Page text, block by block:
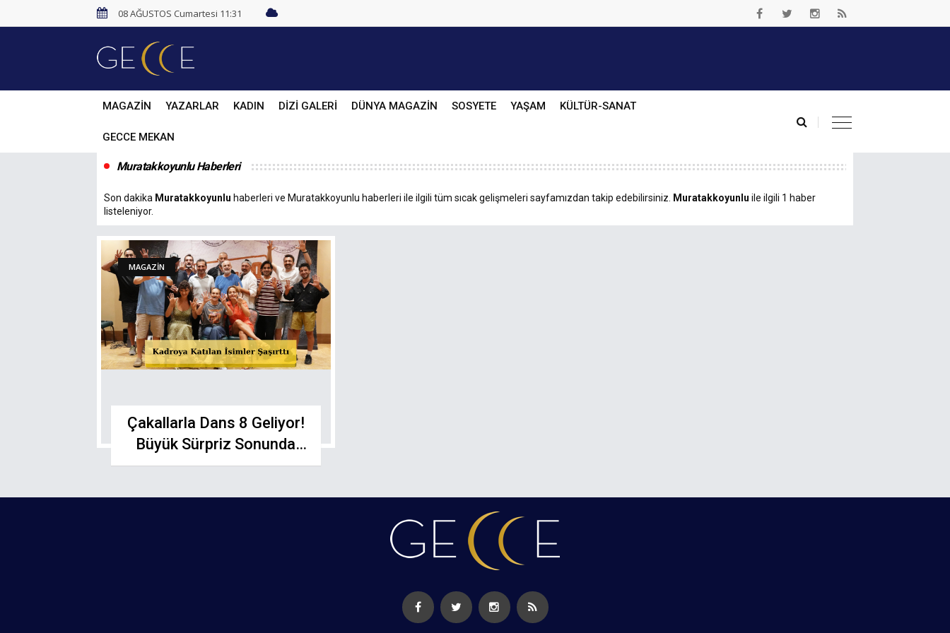
08 AĞUSTOS Cumartesi 11:31
MAGAZİN YAZARLAR KADIN DİZİ GALERİ DÜNYA MAGAZİN SOSYETE YAŞAM KÜLTÜR-SANAT
GECCE MEKAN
Muratakkoyunlu Haberleri
Son dakika Muratakkoyunlu haberleri ve Muratakkoyunlu haberleri ile ilgili tüm sıcak gelişmeleri sayfamızdan takip edebilirsiniz. Muratakkoyunlu ile ilgili 1 haber
listeleniyor.
MAGAZİN
Çakallarla Dans 8 Geliyor!
Büyük Sürpriz Sonunda
Ortaya Çıktı